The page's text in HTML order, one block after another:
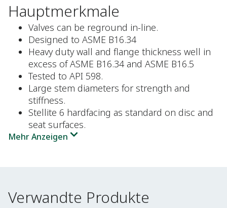
Hauptmerkmale
Valves can be reground in-line.
Designed to ASME B16.34
Heavy duty wall and flange thickness well in
excess of ASME B16.34 and ASME B16.5
Tested to API 598.
Large stem diameters for strength and
stiffness.
Stellite 6 hardfacing as standard on disc and
seat surfaces.
Mehr Anzeigen
Verwandte Produkte
Verwandte Produkte